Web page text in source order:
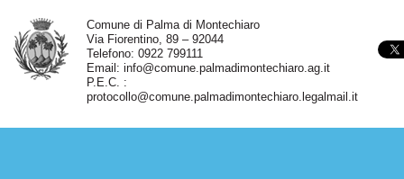
Comune di Palma di Montechiaro
Via Fiorentino, 89 – 92044
Telefono: 0922 799111
Email: info@comune.palmadimontechiaro.ag.it
P.E.C. :
protocollo@comune.palmadimontechiaro.legalmail.it